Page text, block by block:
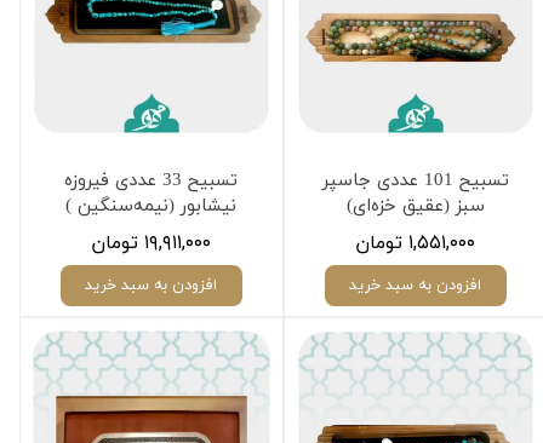
تسبیح 101 عددی جاسپر
سبز (عقیق خزه‌ای)
۱,۵۵۱,۰۰۰ تومان
افزودن به سبد خرید
تسبیح 33 عددی فیروزه
نیشابور (نیمه‌سنگین )
۱۹,۹۱۱,۰۰۰ تومان
افزودن به سبد خرید